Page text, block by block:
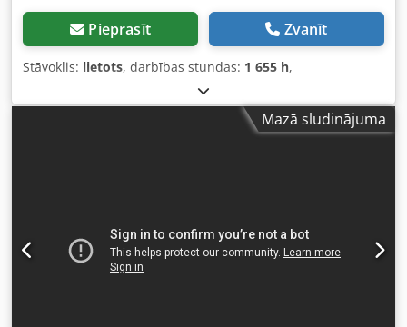
Pieprasīt Zvanīt
Stāvoklis: lietots, darbības stundas: 1 655 h,
Mazā sludinājuma